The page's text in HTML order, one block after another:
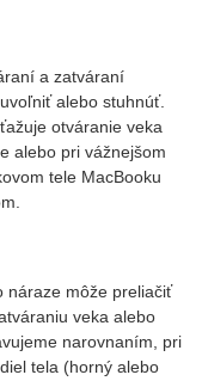
a zatváraní
alebo stuhnúť.
otváranie veka
alebo pri vážnejšom
tele MacBooku
náraze môže preliačiť
veka alebo
narovnaním, pri
tela (horný alebo